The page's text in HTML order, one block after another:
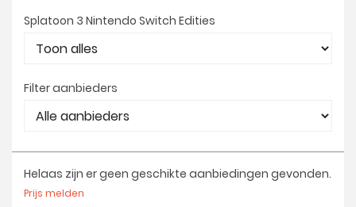
Splatoon 3 Nintendo Switch Edities
Filter aanbieders
Helaas zijn er geen geschikte aanbiedingen gevonden.
Prijs melden